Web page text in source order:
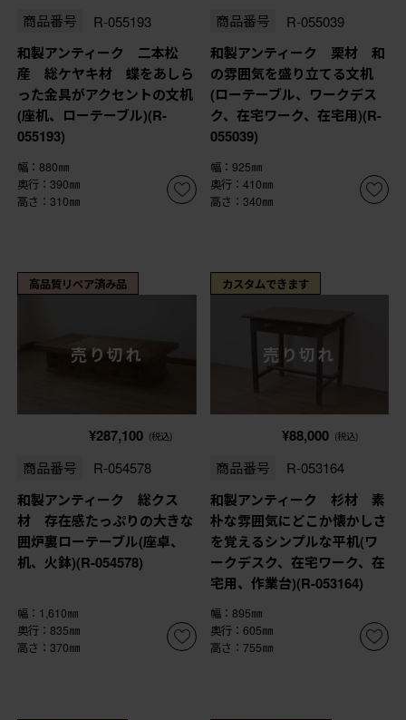
商品番号 R-055193
和製アンティーク 二本松
産 総ケヤキ材 蝶をあしら
った金具がアクセントの文机
(座机、ローテーブル)(R-
055193)
幅：880㎜
奥行：390㎜
高さ：310㎜
商品番号 R-055039
和製アンティーク 栗材 和
の雰囲気を盛り立てる文机
(ローテーブル、ワークデス
ク、在宅ワーク、在宅用)(R-
055039)
幅：925㎜
奥行：410㎜
高さ：340㎜
高品質リペア済み品
売り切れ
¥287,100 (税込)
商品番号 R-054578
和製アンティーク 総クス
材 存在感たっぷりの大きな
囲炉裏ローテーブル(座卓、
机、火鉢)(R-054578)
幅：1,610㎜
奥行：835㎜
高さ：370㎜
カスタムできます
売り切れ
¥88,000 (税込)
商品番号 R-053164
和製アンティーク 杉材 素
朴な雰囲気にどこか懐かしさ
を覚えるシンプルな平机(ワ
ークデスク、在宅ワーク、在
宅用、作業台)(R-053164)
幅：895㎜
奥行：605㎜
高さ：755㎜